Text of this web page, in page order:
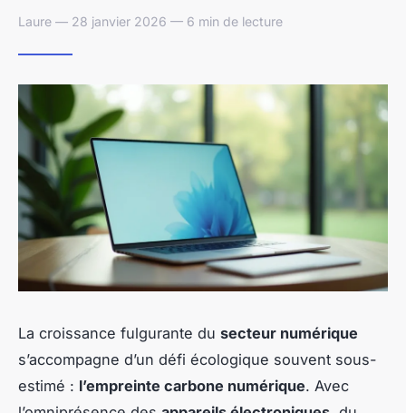
Laure — 28 janvier 2026 — 6 min de lecture
La croissance fulgurante du secteur numérique
s’accompagne d’un défi écologique souvent sous-
estimé : l’empreinte carbone numérique. Avec